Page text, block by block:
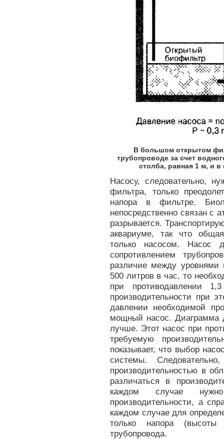
В большом открытом
трубопроводе за счет
столба, равная 1 м, и
Насосу, следовательно,
фильтра, только
напора в фильтре.
непосредственно связан с
разрывается.
аквариуме, так что
только насосом. Насос
сопротивлением
различие между уровнями
500 литров в час, то
при противодавлении
производительности при
давлении необходимой
мощный насос. Диаграмма
лучше. Этот насос при
требуемую
показывает, что выбор
системы.
производительностью в
различаться в
каждом случае
производительности, а
каждом случае для
только напора
трубопровода.